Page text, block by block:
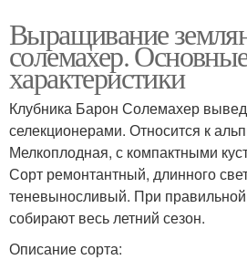
Выращивание
солемахер.
характеристики
Клубника Барон Солемахер
селекционерами. Относится к
Мелкоплодная, с компактными
Сорт ремонтантный, длинного
теневыносливый. При правильной
собирают весь летний сезон.
Описание сорта: